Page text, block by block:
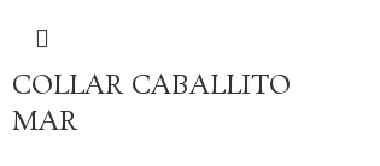
COLLAR CABALLITO
MAR